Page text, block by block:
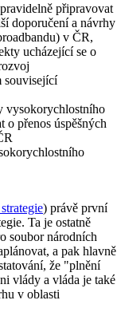
připravovat
doporučení a návrhy
v ČR,
ucházející se o
související
vysokorychlostního
o přenos úspěšných
) právě první
Ta je ostatně
soubor národních
a pak hlavně
že "plnění
vlády a vláda je také
v oblasti